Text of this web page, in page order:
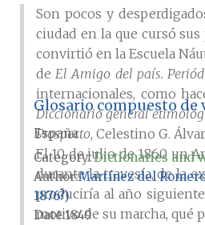
Son pocos y
ciudad en la que cursó
convirtió en la Escuela
deEl Amigo del país.
internacionales, como
Diccionario general
Prospecto, Celestino G.
El 10 de julio de 1860 un
durante la travesía, de la
produciría al año
motivo de su marcha, qué
Glosario compuesto de
España
Category:Dictionaries and
Author Martínez del
1876?)
Date1849